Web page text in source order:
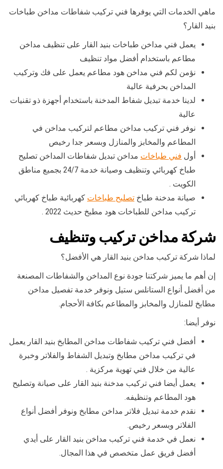
ماهي الخدمات التي يوفرها فني تركيب شفاطات مداخن طباخات
بنيد القار؟
يعمل فني مداخن طباخات بنيد القار على تنظيف مداخن
مطاعم باستخدام أفضل مواد تنظيف
نؤمن لكم فني مداخن هود مطاعم يعمل على فك وتركيب
المداخن بحرفية عالية
لدينا خدمة تبديل شفاط المدخنة باستخدام أجهزة ذو تقنيات
عالية
نوفر فني تركيب مداخن مطاعم لتركيب مداخن في
المطاعم والمخابز والمنازل وبسعر جدا رخيص
أول فني طباخات مداخن تبديل شفاطات المداخن تصليح
طباخ كهربائي وتنظيف وصيانة خدمة 24/7 بجميع مناطق
الكويت .
صيانة مدخنة طباخ تصليح طباخات كهربائية طباخ كهربائي
تركيب مداخن للطباخات هود مطبخ حديث 2022 .
شركة مداخن تركيب وتنظيف
لماذا شركة تركيب مداخن بنيد القار هي الأفضل؟
إن أهم ما يميز شركتنا جودة نوع المداخن والشفاطات المصنعة
من أفضل أنواع الستانلس ستيل ونوفر خدمة تفصيل مداخن
مطابخ للمنازل والمخابز والمطاعم بكافة الأحجام.
نوفر أيضا:
أفضل فني تركيب شفاطات مداخن المطابخ بنيد القار يعمل
في تركيب مداخن مطابخ وتبديل الشفاط والفلاتر وخبرة
عالية من خلال فني تهوية مركزية .
يعمل أيضا فني تركيب مدخنة بنيد القار على صيانة وتصليح
هود المطاعم وتنظيفه.
نقدم خدمة تبديل فلاتر مداخن مطابخ ونوفر أفضل أنواع
الفلاتر وبسعر رخيص.
نعمل في خدمة فني تركيب مداخن بنيد القار على أيدي
أفضل فريق عمل متخصص في هذا المجال.